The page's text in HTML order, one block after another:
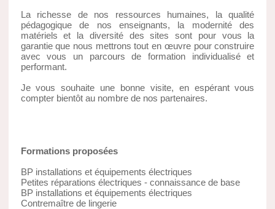
La richesse de nos ressources humaines, la qualité
pédagogique de nos enseignants, la modernité des
matériels et la diversité des sites sont pour vous la
garantie que nous mettrons tout en œuvre pour construire
avec vous un parcours de formation individualisé et
performant.
Je vous souhaite une bonne visite, en espérant vous
compter bientôt au nombre de nos partenaires.
Formations proposées
BP installations et équipements électriques
Petites réparations électriques - connaissance de base
BP installations et équipements électriques
Contremaître de lingerie